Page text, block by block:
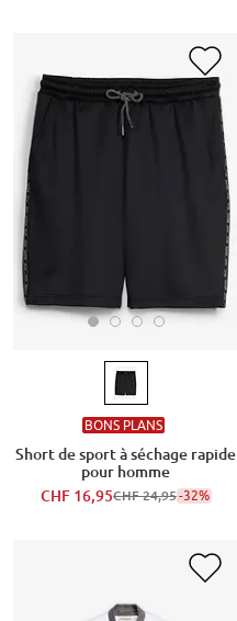
BONS PLANS
Short de sport à séchage rapide
pour homme
CHF 16,95CHF 24,95-32%